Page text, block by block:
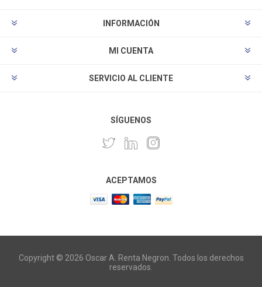
INFORMACIÓN
MI CUENTA
SERVICIO AL CLIENTE
SÍGUENOS
ACEPTAMOS
Copyright © 2026 Oscar A. Renta Negron. Todos los derechos
reservados.